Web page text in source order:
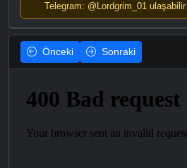
Telegram: @Lordgrim_01 ulaşabilir
Önceki Sonraki